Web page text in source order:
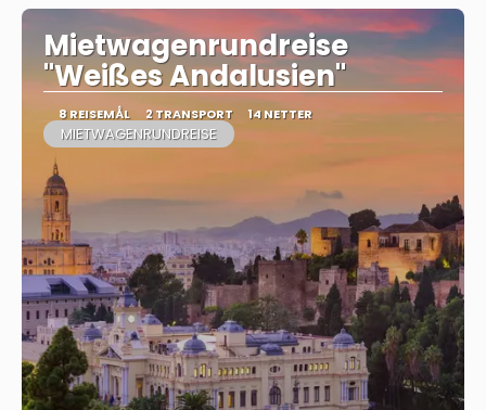
Mietwagenrundreise
"Weißes Andalusien"
8 REISEMÅL 2 TRANSPORT 14 NETTER
MIETWAGENRUNDREISE